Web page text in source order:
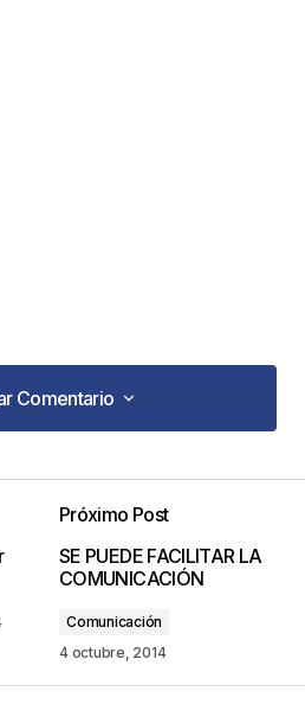
Comentario
Comentario
obligatorios están
Próximo Post
SE PUEDE FACILITAR LA
COMUNICACIÓN
Comunicación
4 octubre, 2014